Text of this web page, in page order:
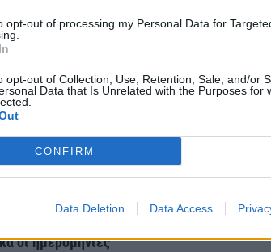
opt-out of processing my Personal Data for
opt-out of Collection, Use, Retention, Sale, and/or
Data that Is Unrelated with the Purposes for
CONFIRM
Data Deletion Data Access
οι
Σεπτεμβρίου
οι ημερομηνίες
Εορτολόγιο:Ποιος
σήμερα 6 Αυγούστου